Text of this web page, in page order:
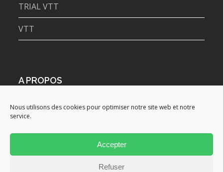
Nous utilisons des cookies pour optimiser notre site web et notre
service.
Accepter
Refuser
TRIAL VTT
VTT
A PROPOS
Admin
Politique de confidentialité
Politique de cookies (EU)